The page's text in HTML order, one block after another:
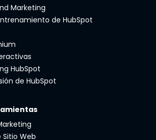
Marketing
de HubSpot
HubSpot
de HubSpot
Sitio Web